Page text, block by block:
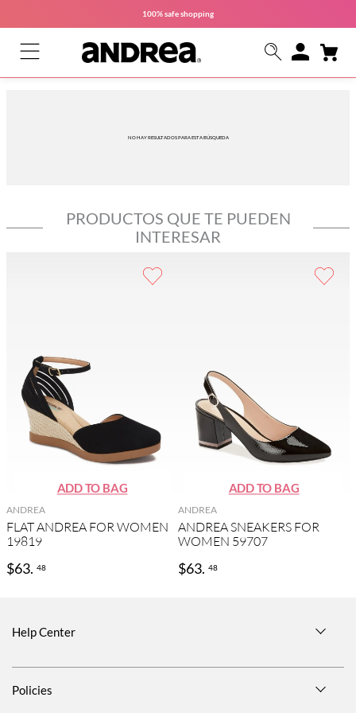
100% safeshopping
NO HAY RESULTADOS PARA ESTA BÚSQUEDA
PRODUCTOS QUE TE PUEDEN
INTERESAR
ANDREA
FLAT ANDREA FOR WOMEN
19819
$63. 48
ANDREA
ANDREA SNEAKERS FOR
WOMEN 59707
$63. 48
Help Center
Policies